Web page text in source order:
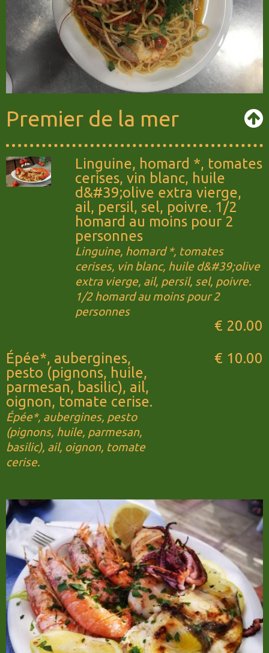
Premier de la mer
Linguine, homard *, tomates
cerises, vin blanc, huile
d&#39;olive extra vierge,
ail, persil, sel, poivre. 1/2
homard au moins pour 2
personnes
Linguine, homard *, tomates
cerises, vin blanc, huile d&#39;olive
extra vierge, ail, persil, sel, poivre.
1/2 homard au moins pour 2
personnes
€ 20.00
Épée*, aubergines,
pesto (pignons, huile,
parmesan, basilic), ail,
oignon, tomate cerise.
Épée*, aubergines, pesto
(pignons, huile, parmesan,
basilic), ail, oignon, tomate
cerise.
€ 10.00